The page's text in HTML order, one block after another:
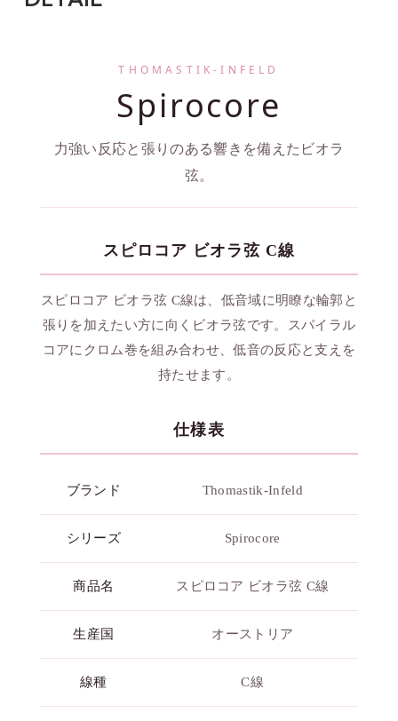
THOMASTIK-INFELD
Spirocore
力強い反応と張りのある響きを備えたビオラ
弦。
スピロコア ビオラ弦 C線
スピロコア ビオラ弦 C線は、低音域に明瞭な輪郭と
張りを加えたい方に向くビオラ弦です。スパイラル
コアにクロム巻を組み合わせ、低音の反応と支えを
持たせます。
仕様表
ブランド Thomastik-Infeld
シリーズ Spirocore
商品名 スピロコア ビオラ弦 C線
生産国 オーストリア
線種 C線